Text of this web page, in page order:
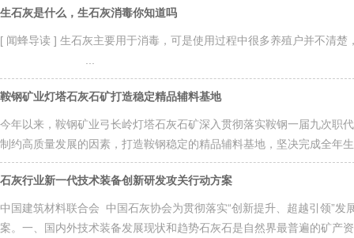
生石灰是什么，生石灰消毒你知道吗
[ 闻蜂导读 ] 生石灰主要用于消毒，可是使用过程中很多养殖户并不
鞍钢矿业灯塔石灰石矿打造稳定精品辅料基地
今年以来，鞍钢矿业弓长岭灯塔石灰石矿深入贯彻落实鞍钢一届九次职
制约高质量发展的因素，打造鞍钢稳定的精品辅料基地，坚决完成全年
石灰行业新一代技术装备创新研发攻关行动方案
中国建筑材料联合会 中国石灰协会为贯彻落实“创新提升、超越引领”
案。一、国内外技术装备发展现状和趋势石灰石是自然界最普遍的矿产